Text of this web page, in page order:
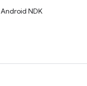
Android NDK